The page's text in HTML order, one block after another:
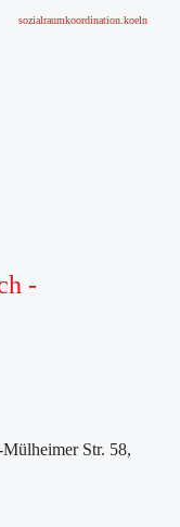
sozialraumkoordination.koeln
-
Str. 58,